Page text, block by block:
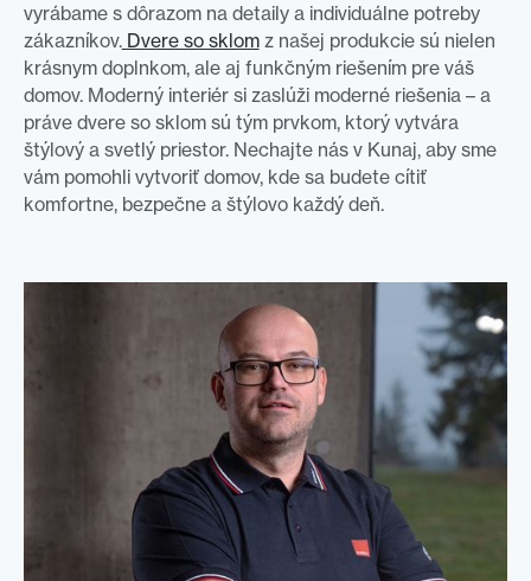
vyrábame s dôrazom na detaily a individuálne potreby
zákazníkov.Dvere so sklomz našej produkcie sú nielen
krásnym doplnkom, ale aj funkčným riešením pre váš
domov. Moderný interiér si zaslúži moderné riešenia – a
práve dvere so sklom sú tým prvkom, ktorý vytvára
štýlový a svetlý priestor. Nechajte nás v Kunaj, aby sme
vám pomohli vytvoriť domov, kde sa budete cítiť
komfortne, bezpečne a štýlovo každý deň.